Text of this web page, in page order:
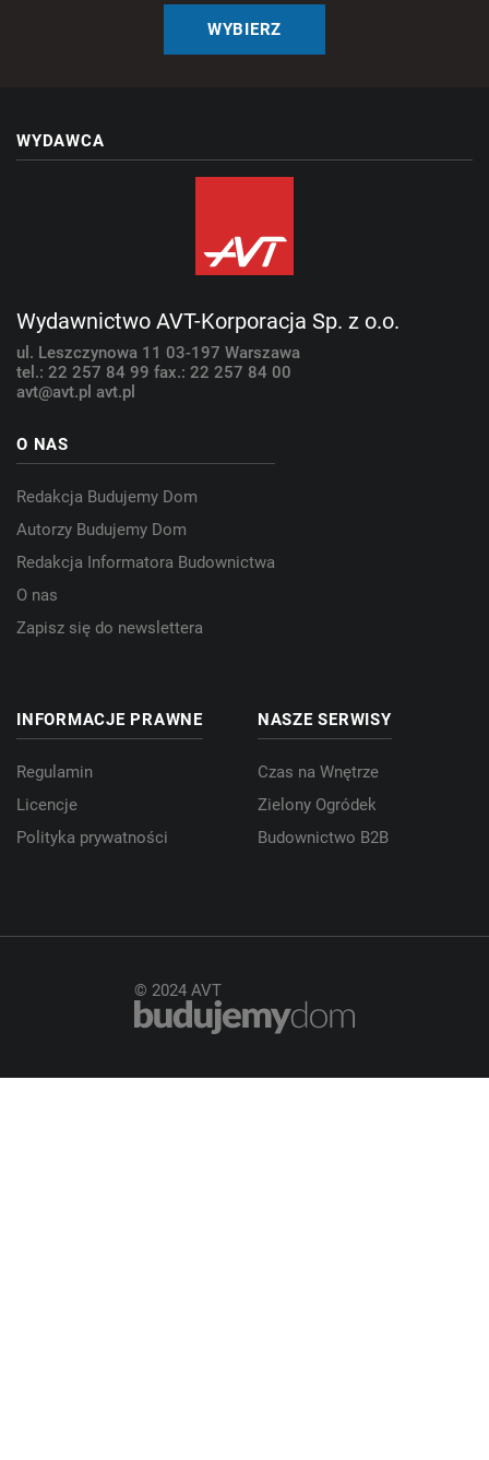
WYBIERZ
WYDAWCA
Wydawnictwo AVT-Korporacja Sp. z o.o.
ul. Leszczynowa 11 03-197 Warszawa
tel.: 22 257 84 99 fax.: 22 257 84 00
avt@avt.pl avt.pl
O NAS
Redakcja Budujemy Dom
Autorzy Budujemy Dom
Redakcja Informatora Budownictwa
O nas
Zapisz się do newslettera
INFORMACJE PRAWNE
Regulamin
Licencje
Polityka prywatności
NASZE SERWISY
Czas na Wnętrze
Zielony Ogródek
Budownictwo B2B
© 2024 AVT